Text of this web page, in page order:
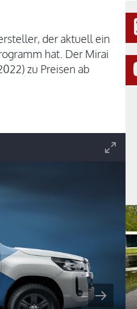
der aktuell ein
hat. Der Mirai
zu Preisen ab